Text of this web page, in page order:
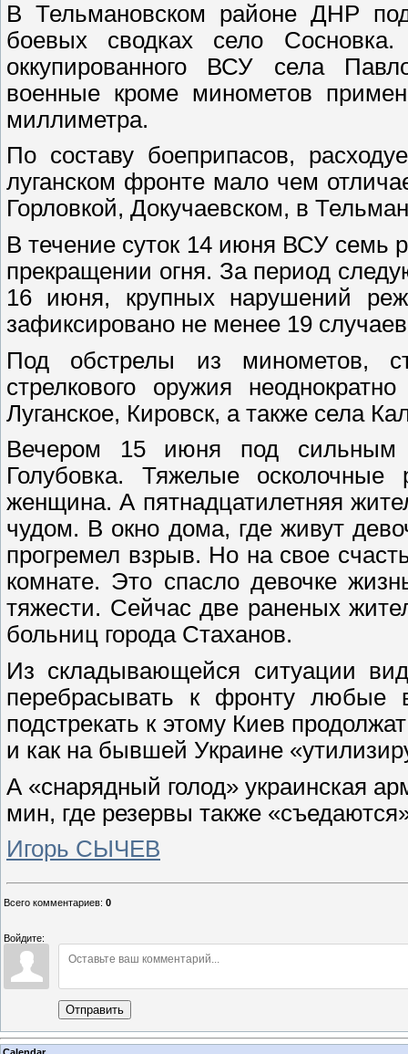
В Тельмановском районе ДНР
боевых сводках село
оккупированного ВСУ села
военные кроме минометов
миллиметра.
По составу боеприпасов,
луганском фронте мало чем
Горловкой, Докучаевском, в
В течение суток 14 июня ВСУ семь
прекращении огня. За период
16 июня, крупных нарушений
зафиксировано не менее 19
Под обстрелы из минометов,
стрелкового оружия
Луганское, Кировск, а также села
Вечером 15 июня под сильным
Голубовка. Тяжелые
женщина. А пятнадцатилетняя
чудом. В окно дома, где живут
прогремел взрыв. Но на свое
комнате. Это спасло девочке
тяжести. Сейчас две раненых
больниц города Стаханов.
Из складывающейся ситуации
перебрасывать к фронту любые
подстрекать к этому Киев
и как на бывшей Украине
А «снарядный голод» украинская
мин, где резервы также
Игорь СЫЧЕВ
Всего комментариев: 0
Войдите:
Отправить